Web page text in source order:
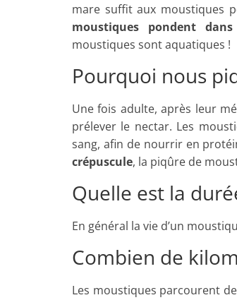
mare suffit aux moustiques
moustiques pondent
moustiques sont aquatiques !
Pourquoi nous
Une fois adulte, après leur
prélever le nectar. Les
sang, afin de nourrir en
crépuscule, la piqûre de
Quelle est la
En général la vie d’un
Combien de
Les moustiques parcourent